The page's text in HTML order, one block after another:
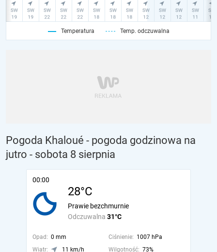
Temperatura Temp. odczuwalna
Pogoda Khaloué - pogoda godzinowa na
jutro - sobota 8 sierpnia
00:00
28°C
Odczuwalna 31°C
Prawie bezchmurnie
Opad: 0 mm Ciśnienie: 1007 hPa
Wiatr:
11 km/h Wilgotność: 73%